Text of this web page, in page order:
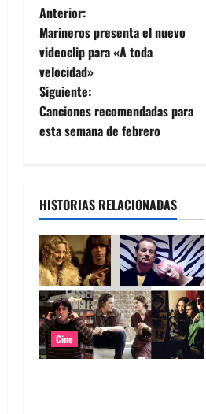
N
a
v
e
c
i
ó
n
d
Anterior:
Marineros presenta el nuevo
videoclip para «A toda
velocidad»
Siguiente:
Canciones recomendadas para
esta semana de febrero
HISTORIAS RELACIONADAS
Cine